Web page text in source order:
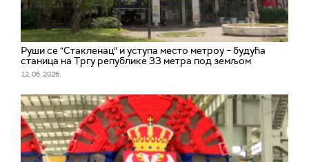
Руши се "Стакленац“ и уступа место метроу – будућа
станица на Тргу републике 33 метра под земљом
12. 06. 2026.